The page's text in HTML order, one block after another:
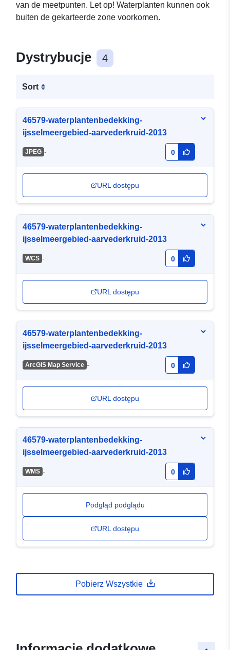
van de meetpunten. Let op! Waterplanten kunnen ook
buiten de gekarteerde zone voorkomen.
Dystrybucje 4
Sort
46579-waterplantenbedekking-
ijsselmeergebied-aarvederkruid-2013
JPEG - 0
URL dostępu
46579-waterplantenbedekking-
ijsselmeergebied-aarvederkruid-2013
WCS - 0
URL dostępu
46579-waterplantenbedekking-
ijsselmeergebied-aarvederkruid-2013
ArcGIS Map Service - 0
URL dostępu
46579-waterplantenbedekking-
ijsselmeergebied-aarvederkruid-2013
WMS - 0
Podgląd podglądu
URL dostępu
Pobierz Wszystkie